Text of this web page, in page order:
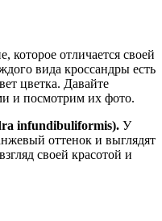
которое отличается своей
вида кроссандры есть
цветка. Давайте
и посмотрим их фото.
infundibuliformis). У
оттенок и выглядят
своей красотой и